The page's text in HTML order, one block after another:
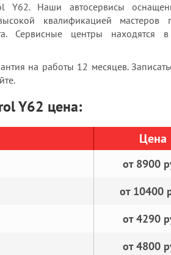
Y62. Наши автосервисы
квалификацией мастеров
Сервисные центры находятся
на работы 12 месяцев.
Y62 цена:
Цена
от 8900
от 10400
от 4290
от 4800